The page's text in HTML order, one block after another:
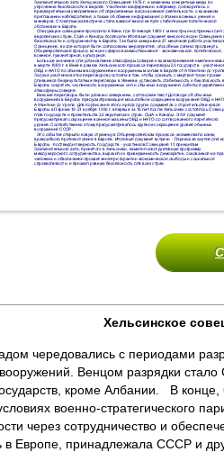
Хельсинское
чередовались с периодами
Венцом разрядки
кроме Албании. В
военно-стратегического
через сотрудничество и
Европе, принадлежала СССР и